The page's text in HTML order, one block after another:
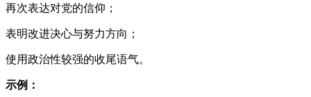
再次表达对党的信仰；
表明改进决心与努力方向；
使用政治性较强的收尾语气。
示例：